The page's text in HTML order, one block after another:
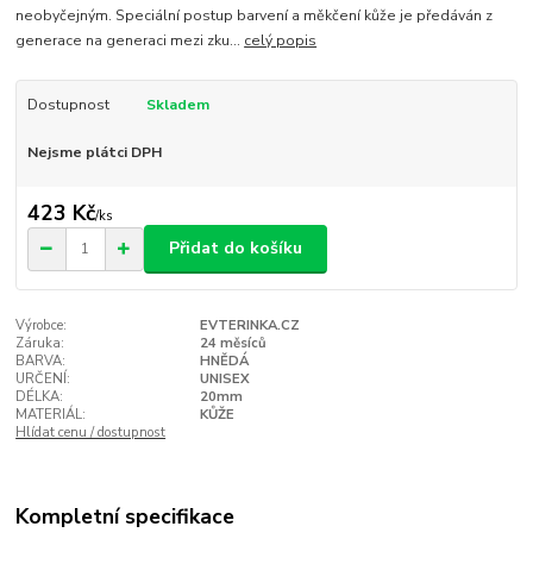
neobyčejným. Speciální postup barvení a měkčení kůže je předáván z
generace na generaci mezi zku... celý popis
Dostupnost Skladem
Nejsme plátci DPH
423 Kč/ks
Přidat do košíku
Výrobce:
EVTERINKA.CZ
Záruka:
24 měsíců
BARVA:
HNĚDÁ
URČENÍ:
UNISEX
DÉLKA:
20mm
MATERIÁL:
KŮŽE
Hlídat cenu / dostupnost
Kompletní specifikace